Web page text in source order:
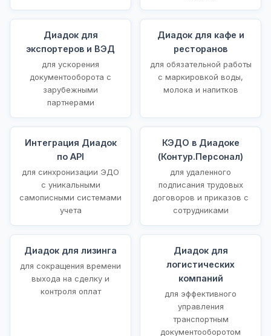
Диадок для
экспортеров и ВЭД
для ускорения
документооборота с
зарубежными
партнерами
Диадок для кафе и
ресторанов
для обязательной работы
с маркировкой воды,
молока и напитков
Интеграция Диадок
по API
для синхронизации ЭДО
с уникальными
самописными системами
учета
КЭДО в Диадоке
(Контур.Персонал)
для удаленного
подписания трудовых
договоров и приказов с
сотрудниками
Диадок для лизинга
для сокращения времени
выхода на сделку и
контроля оплат
Диадок для
логистических
компаний
для эффективного
управления
транспортным
документооборотом